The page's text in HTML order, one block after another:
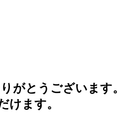
がとうございます。
けます。